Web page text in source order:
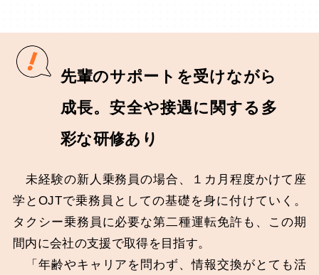
先輩のサポートを受けながら
成長。安全や接遇に関する多
彩な研修あり
未経験の新人乗務員の場合、１カ月程度かけて座
学とOJTで乗務員としての基礎を身に付けていく。
タクシー乗務員に必要な第二種運転免許も、この期
間内に会社の支援で取得を目指す。
「年齢やキャリアを問わず、情報交換がとても活